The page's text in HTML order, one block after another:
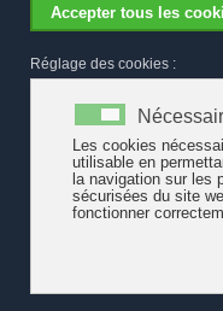
La Jacobs Foundation
souhaitent renforcer
Affairs & Lobbying»
Pour être en mesure de
efficace et pertinente, il
approfondies des
Certificat d’études
répond à ce besoin. Il
d’associations